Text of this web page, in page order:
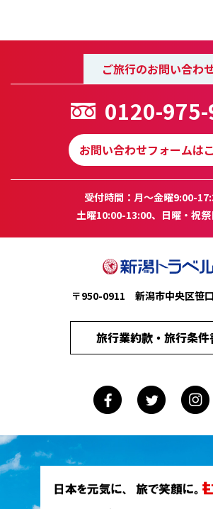
ご旅行のお問い合わ
0120-
お問い合わせフォームは
受付時間：月～金曜9:00-
土曜10:00-13:00、日曜・祝
〒950-0911 新潟市中央区笹
旅行業約款・旅行条件